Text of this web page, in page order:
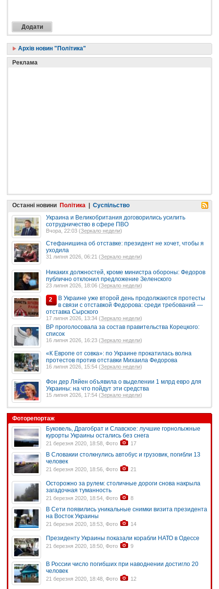
Архів новин "Політика"
Реклама
Останні новини Політика | Суспільство
Украина и Великобритания договорились усилить
сотрудничество в сфере ПВО
Вчора, 22:03 (Зеркало недели)
Стефанишина об отставке: президент не хочет, чтобы я
уходила
31 липня 2026, 06:21 (Зеркало недели)
Никаких должностей, кроме министра обороны: Федоров
публично отклонил предложение Зеленского
23 липня 2026, 18:06 (Зеркало недели)
2
В Украине уже второй день продолжаются протесты
в связи с отставкой Федорова: среди требований —
отставка Сырского
17 липня 2026, 13:34 (Зеркало недели)
ВР проголосовала за состав правительства Корецкого:
список
16 липня 2026, 16:23 (Зеркало недели)
«К Европе от совка»: по Украине прокатилась волна
протестов против отставки Михаила Федорова
16 липня 2026, 15:54 (Зеркало недели)
Фон дер Ляйен объявила о выделении 1 млрд евро для
Украины: на что пойдут эти средства
15 липня 2026, 17:54 (Зеркало недели)
Фоторепортаж
Буковель, Драгобрат и Славское: лучшие горнолыжные
курорты Украины остались без снега
21 березня 2020, 18:58, Фото 17
В Словакии столкнулись автобус и грузовик, погибли 13
человек
21 березня 2020, 18:56, Фото 21
Осторожно за рулем: столичные дороги снова накрыла
загадочная туманность
21 березня 2020, 18:54, Фото 8
В Сети появились уникальные снимки визита президента
на Восток Украины
21 березня 2020, 18:53, Фото 14
Президенту Украины показали корабли НАТО в Одессе
21 березня 2020, 18:50, Фото 9
В России число погибших при наводнении достигло 20
человек
21 березня 2020, 18:48, Фото 12